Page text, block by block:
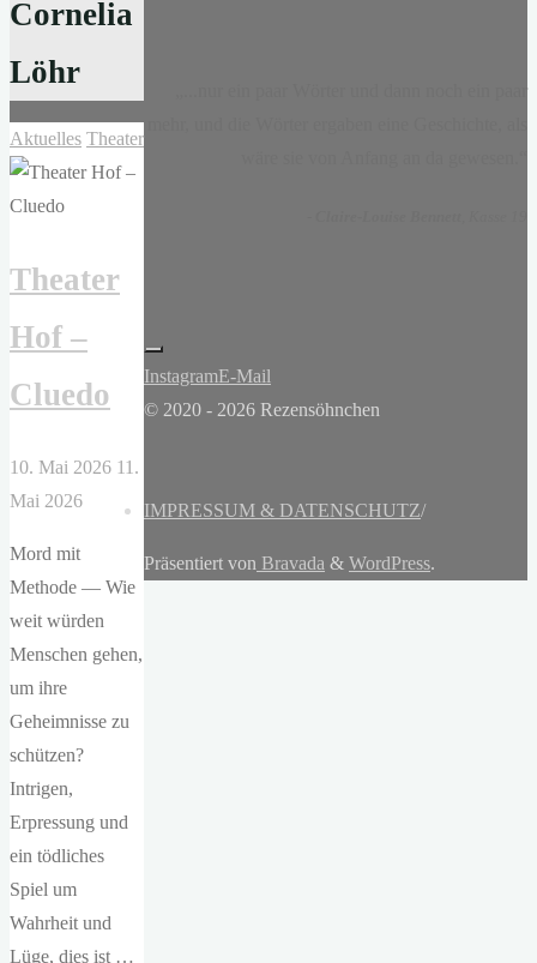
Cornelia
Löhr
Aktuelles Theater
Theater
Hof –
Cluedo
10. Mai 2026 11.
Mai 2026
Mord mit
Methode — Wie
weit würden
Menschen gehen,
um ihre
Geheimnisse zu
schützen?
Intrigen,
Erpressung und
ein tödliches
Spiel um
Wahrheit und
Lüge, dies ist …
InstagramE-Mail
© 2020 - 2026 Rezensöhnchen
IMPRESSUM & DATENSCHUTZ/
Präsentiert von Bravada & WordPress.